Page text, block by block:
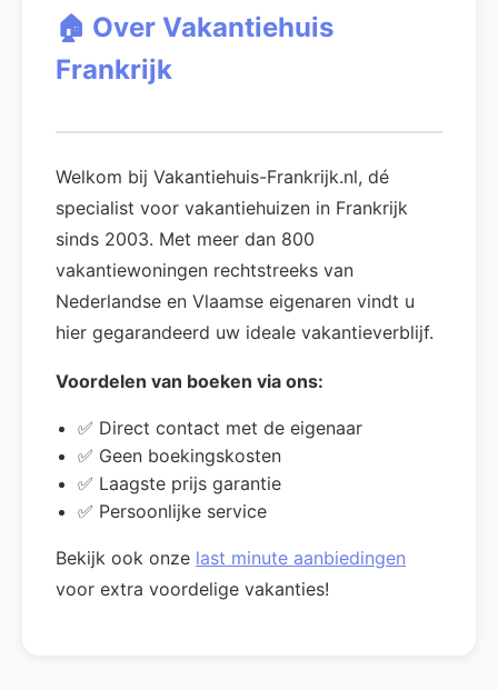
🏠 Over Vakantiehuis
Frankrijk
Welkom bij Vakantiehuis-Frankrijk.nl, dé
specialist voor vakantiehuizen in Frankrijk
sinds 2003. Met meer dan 800
vakantiewoningen rechtstreeks van
Nederlandse en Vlaamse eigenaren vindt u
hier gegarandeerd uw ideale vakantieverblijf.
Voordelen van boeken via ons:
✅ Direct contact met de eigenaar
✅ Geen boekingskosten
✅ Laagste prijs garantie
✅ Persoonlijke service
Bekijk ook onze last minute aanbiedingen
voor extra voordelige vakanties!